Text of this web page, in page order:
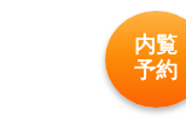
内覧
予約